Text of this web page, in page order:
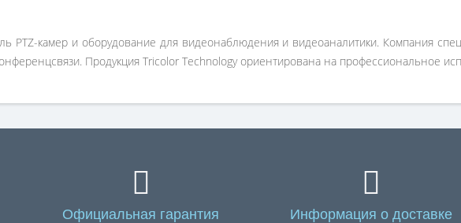
PTZ-камер и оборудование для видеонаблюдения и видеоаналитики. Компания
Продукция Tricolor Technology ориентирована на профессиональное
Официальная гарантия Информация о доставке